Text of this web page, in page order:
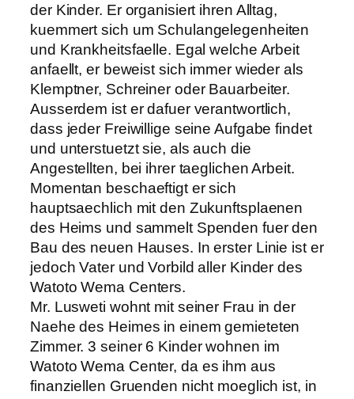
der Kinder. Er organisiert ihren Alltag,
kuemmert sich um Schulangelegenheiten
und Krankheitsfaelle. Egal welche Arbeit
anfaellt, er beweist sich immer wieder als
Klemptner, Schreiner oder Bauarbeiter.
Ausserdem ist er dafuer verantwortlich,
dass jeder Freiwillige seine Aufgabe findet
und unterstuetzt sie, als auch die
Angestellten, bei ihrer taeglichen Arbeit.
Momentan beschaeftigt er sich
hauptsaechlich mit den Zukunftsplaenen
des Heims und sammelt Spenden fuer den
Bau des neuen Hauses. In erster Linie ist er
jedoch Vater und Vorbild aller Kinder des
Watoto Wema Centers.
Mr. Lusweti wohnt mit seiner Frau in der
Naehe des Heimes in einem gemieteten
Zimmer. 3 seiner 6 Kinder wohnen im
Watoto Wema Center, da es ihm aus
finanziellen Gruenden nicht moeglich ist, in